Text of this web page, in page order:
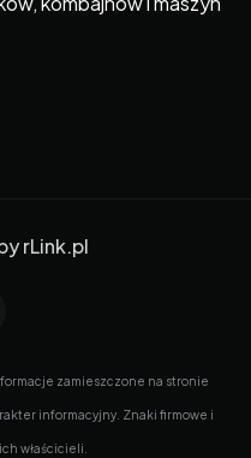
rLink.pl
zamieszczone na stronie
informacyjny. Znaki firmowe i
właścicieli.